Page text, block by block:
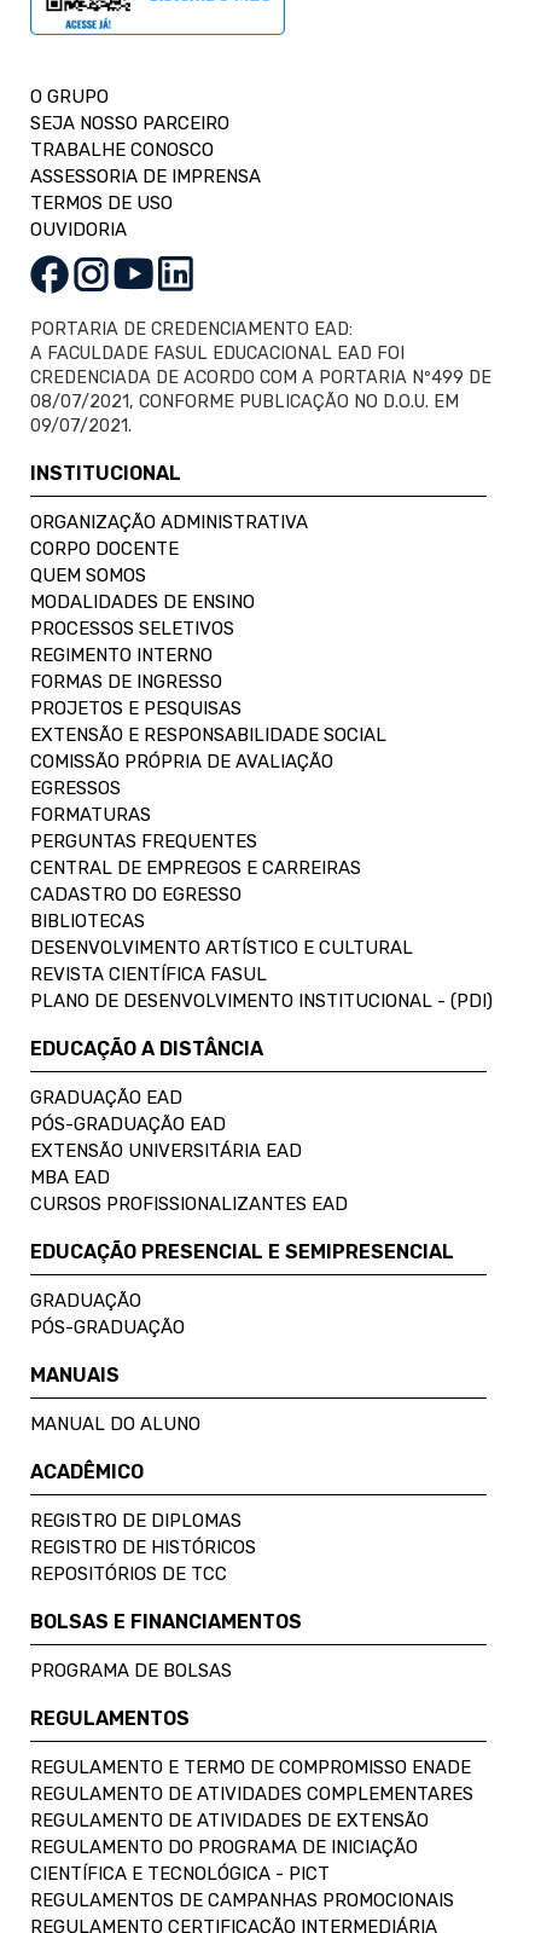
O GRUPO
SEJA NOSSO PARCEIRO
TRABALHE CONOSCO
ASSESSORIA DE IMPRENSA
TERMOS DE USO
OUVIDORIA
PORTARIA DE CREDENCIAMENTO EAD:
A FACULDADE FASUL EDUCACIONAL EAD FOI
CREDENCIADA DE ACORDO COM A PORTARIA Nº499 DE
08/07/2021, CONFORME PUBLICAÇÃO NO D.O.U. EM
09/07/2021.
INSTITUCIONAL
ORGANIZAÇÃO ADMINISTRATIVA
CORPO DOCENTE
QUEM SOMOS
MODALIDADES DE ENSINO
PROCESSOS SELETIVOS
REGIMENTO INTERNO
FORMAS DE INGRESSO
PROJETOS E PESQUISAS
EXTENSÃO E RESPONSABILIDADE SOCIAL
COMISSÃO PRÓPRIA DE AVALIAÇÃO
EGRESSOS
FORMATURAS
PERGUNTAS FREQUENTES
CENTRAL DE EMPREGOS E CARREIRAS
CADASTRO DO EGRESSO
BIBLIOTECAS
DESENVOLVIMENTO ARTÍSTICO E CULTURAL
REVISTA CIENTÍFICA FASUL
PLANO DE DESENVOLVIMENTO INSTITUCIONAL - (PDI)
EDUCAÇÃO A DISTÂNCIA
GRADUAÇÃO EAD
PÓS-GRADUAÇÃO EAD
EXTENSÃO UNIVERSITÁRIA EAD
MBA EAD
CURSOS PROFISSIONALIZANTES EAD
EDUCAÇÃO PRESENCIAL E SEMIPRESENCIAL
GRADUAÇÃO
PÓS-GRADUAÇÃO
MANUAIS
MANUAL DO ALUNO
ACADÊMICO
REGISTRO DE DIPLOMAS
REGISTRO DE HISTÓRICOS
REPOSITÓRIOS DE TCC
BOLSAS E FINANCIAMENTOS
PROGRAMA DE BOLSAS
REGULAMENTOS
REGULAMENTO E TERMO DE COMPROMISSO ENADE
REGULAMENTO DE ATIVIDADES COMPLEMENTARES
REGULAMENTO DE ATIVIDADES DE EXTENSÃO
REGULAMENTO DO PROGRAMA DE INICIAÇÃO
CIENTÍFICA E TECNOLÓGICA - PICT
REGULAMENTOS DE CAMPANHAS PROMOCIONAIS
REGULAMENTO CERTIFICAÇÃO INTERMEDIÁRIA